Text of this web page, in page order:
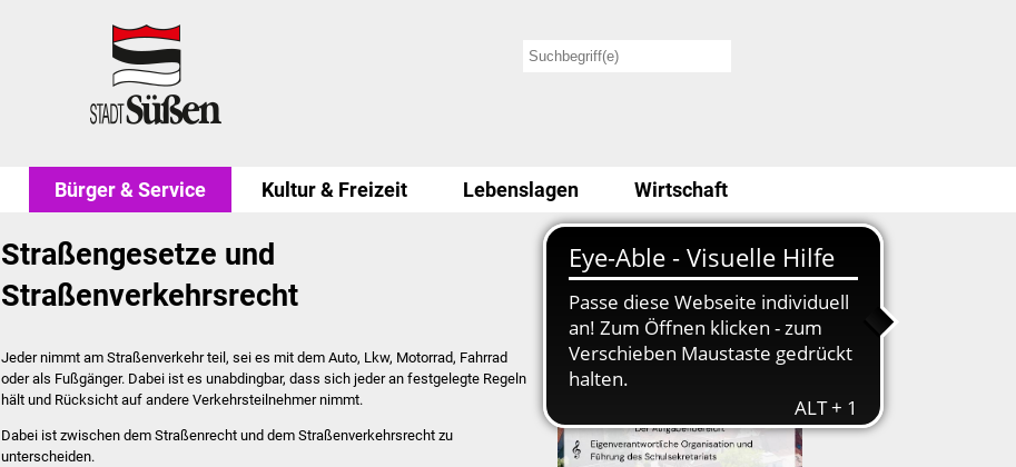
Bürger & Service Kultur & Freizeit Lebenslagen Wirtschaft
Straßengesetze und
Straßenverkehrsrecht
Jeder nimmt am Straßenverkehr teil, sei es mit dem Auto, Lkw, Motorrad, Fahrrad
oder als Fußgänger. Dabei ist es unabdingbar, dass sich jeder an festgelegte Regeln
hält und Rücksicht auf andere Verkehrsteilnehmer nimmt.
Dabei ist zwischen dem Straßenrecht und dem Straßenverkehrsrecht zu
unterscheiden.
Stellenausschreibung